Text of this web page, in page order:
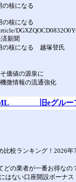
の核になる
の核になる
新聞
の核になる 越塚登氏
価値の源泉に
微情報の流通強化
旧eグループ
比較ランキング！2026
どの業者が一番お得な
はない口座開設ボーナ